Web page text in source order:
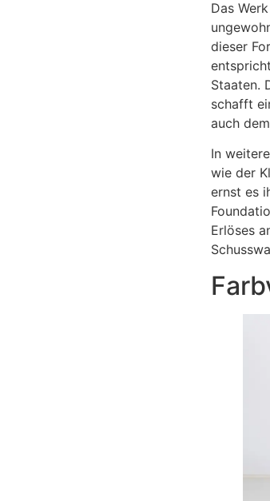
Das
dieser
Staaten.
schafft
auch
In
wie der
ernst es
Erlöses